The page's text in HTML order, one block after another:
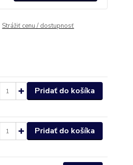
Strážiť cenu / dostupnosť
Pridať do košíka
Pridať do košíka